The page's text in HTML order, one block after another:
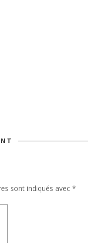
sont indiqués avec *